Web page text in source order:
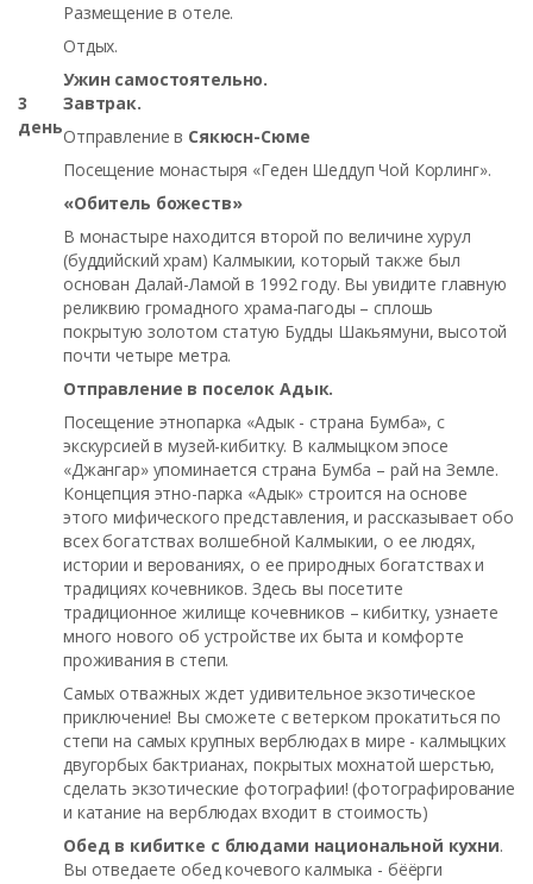
Размещение в отеле.
Отдых.
Ужин самостоятельно.
3
день
Завтрак.
Отправление в Сякюсн-Сюме
Посещение монастыря «Геден Шеддуп Чой Корлинг».
«Обитель божеств»
В монастыре находится второй по величине хурул
(буддийский храм) Калмыкии, который также был
основан Далай-Ламой в 1992 году. Вы увидите главную
реликвию громадного храма-пагоды – сплошь
покрытую золотом статую Будды Шакьямуни, высотой
почти четыре метра.
Отправление в поселок Адык.
Посещение этнопарка «Адык - страна Бумба», с
экскурсией в музей-кибитку. В калмыцком эпосе
«Джангар» упоминается страна Бумба – рай на Земле.
Концепция этно-парка «Адык» строится на основе
этого мифического представления, и рассказывает обо
всех богатствах волшебной Калмыкии, о ее людях,
истории и верованиях, о ее природных богатствах и
традициях кочевников. Здесь вы посетите
традиционное жилище кочевников – кибитку, узнаете
много нового об устройстве их быта и комфорте
проживания в степи.
Самых отважных ждет удивительное экзотическое
приключение! Вы сможете с ветерком прокатиться по
степи на самых крупных верблюдах в мире - калмыцких
двугорбых бактрианах, покрытых мохнатой шерстью,
сделать экзотические фотографии! (фотографирование
и катание на верблюдах входит в стоимость)
Обед в кибитке с блюдами национальной кухни.
Вы отведаете обед кочевого калмыка - бёёрги